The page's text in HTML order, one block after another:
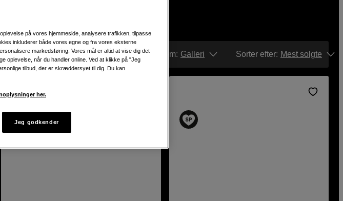
Vis som: Galleri Sorter efter: Mest solgte
på vores hjemmeside, analysere trafikken, tilpasse
inkluderer både vores egne og fra vores eksterne
markedsføring. Vores mål er altid at vise dig det
oplevelse, når du handler online. Ved at klikke på "Jeg
tilbud, der er skræddersyet til dig. Du kan
her.
Jeg godkender